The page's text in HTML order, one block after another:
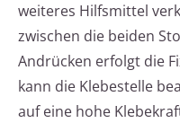
weiteres Hilfsmittel
zwischen die beiden
Andrücken erfolgt die
kann die Klebestelle
auf eine hohe